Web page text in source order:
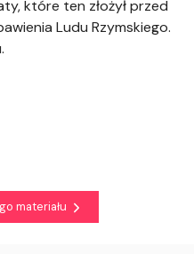
które ten złożył przed
Ludu Rzymskiego.
materiału